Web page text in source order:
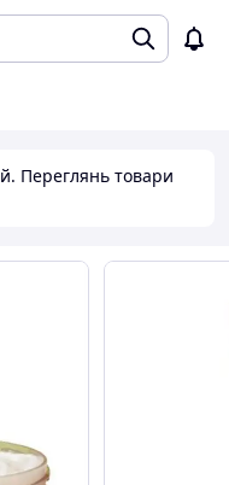
Переглянь товари